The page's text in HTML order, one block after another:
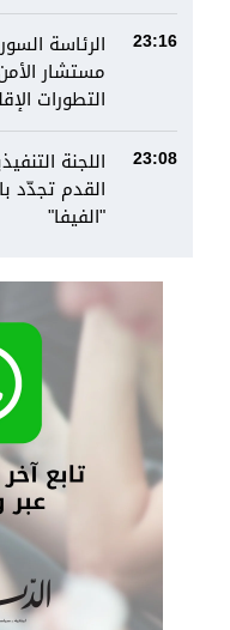
23:16
الرئاسة
مستشار
التطورات
23:08
اللجنة
القدم تجدّد
"الفيفا"